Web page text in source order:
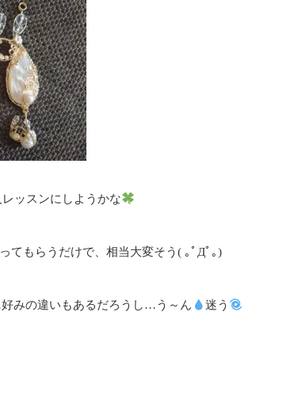
ッスンにしようかな
てもらうだけで、相当大変そう( ｡ﾟДﾟ｡)
みの違いもあるだろうし…う～ん 迷う